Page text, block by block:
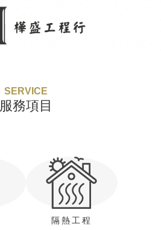
SERVICE
服務項目
隔熱工程